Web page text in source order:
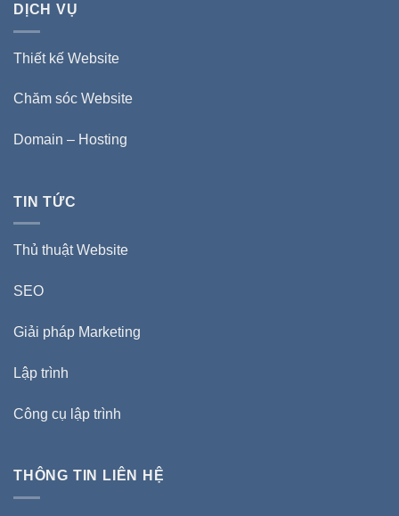
DỊCH VỤ
Thiết kế Website
Chăm sóc Website
Domain – Hosting
TIN TỨC
Thủ thuật Website
SEO
Giải pháp Marketing
Lập trình
Công cụ lập trình
THÔNG TIN LIÊN HỆ